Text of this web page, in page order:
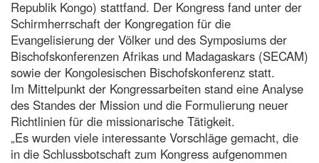
Republik Kongo) stattfand. Der Kongress fand unter der
Schirmherrschaft der Kongregation für die
Evangelisierung der Völker und des Symposiums der
Bischofskonferenzen Afrikas und Madagaskars (SECAM)
sowie der Kongolesischen Bischofskonferenz statt.
Im Mittelpunkt der Kongressarbeiten stand eine Analyse
des Standes der Mission und die Formulierung neuer
Richtlinien für die missionarische Tätigkeit.
„Es wurden viele interessante Vorschläge gemacht, die
in die Schlussbotschaft zum Kongress aufgenommen